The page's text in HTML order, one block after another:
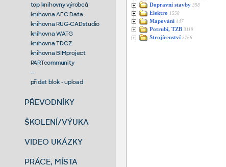
top knihovny výrobců
knihovna AEC Data
knihovna RUG-CADstudio
knihovna WATG
knihovna TDCZ
knihovna BIMproject
PARTcommunity
--
přidat blok - upload
PŘEVODNÍKY
ŠKOLENÍ/VÝUKA
VIDEO UKÁZKY
PRÁCE, MÍSTA
Dopravní stavby 398
Elektro 1550
Mapování 447
Potrubí, TZB 3119
Strojírenství 3766